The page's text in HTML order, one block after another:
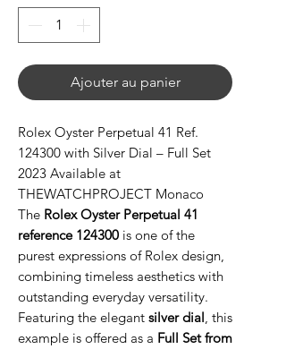
Ajouter au panier
Rolex Oyster Perpetual 41 Ref.
124300 with Silver Dial – Full Set
2023 Available at
THEWATCHPROJECT Monaco
The Rolex Oyster Perpetual 41
reference 124300 is one of the
purest expressions of Rolex design,
combining timeless aesthetics with
outstanding everyday versatility.
Featuring the elegant silver dial, this
example is offered as a Full Set from